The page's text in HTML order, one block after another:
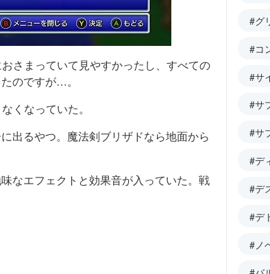
さまっていて見やすかったし、すべての
のですが…。
くなっていた。
出るやつ。魔法剣ブリザドなら地面から
なエフェクトと効果音が入っていた。戦
#グ
#コ
#サ
#サ
#サ
#デ
#デ
#デ
#ノ